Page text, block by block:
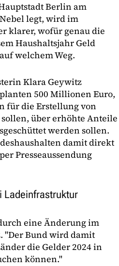
Berlin am
legt, wird im
klarer, wofür genau die
Haushaltsjahr Geld
welchem Weg.
Klara Geywitz
500 Millionen Euro,
für die Erstellung von
über erhöhte Anteile
werden sollen.
damit direkt
Presseaussendung
Ladeinfrastruktur
eine Änderung im
"Der Bund wird damit
die Gelder 2024 in
können."